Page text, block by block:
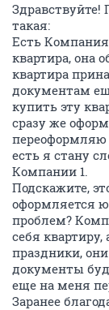
Здравствуйте!
такая:
Есть Компания
квартира, она
квартира
документам
купить эту
сразу же
переоформляю
есть я стану
Компании 1.
Подскажите,
оформляется
проблем?
себя
праздники,
документы
еще на меня
Заранее